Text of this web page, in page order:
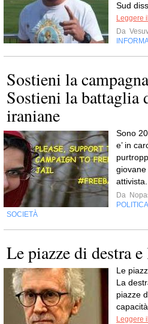
Sud
Leggere
Da
Sostieni la
Sostieni la battaglia
iraniane
Sono
e’ in
giovane
Da
POLITICA
SOCIETÀ
Le piazze di destra
Le
La
piazze
Leggere